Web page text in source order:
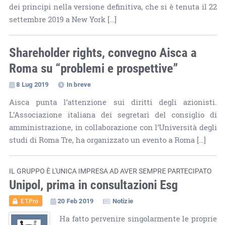
dei principi nella versione definitiva, che si è tenuta il 22
settembre 2019 a New York […]
Shareholder rights, convegno Aisca a
Roma su “problemi e prospettive”
8 Lug 2019 In breve
Aisca punta l’attenzione sui diritti degli azionisti.
L’Associazione italiana dei segretari del consiglio di
amministrazione, in collaborazione con l’Università degli
studi di Roma Tre, ha organizzato un evento a Roma […]
IL GRUPPO È L'UNICA IMPRESA AD AVER SEMPRE PARTECIPATO
Unipol, prima in consultazioni Esg
ET.Pro 20 Feb 2019 Notizie
Ha fatto pervenire singolarmente le proprie